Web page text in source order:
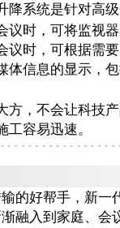
降系统是针对高
议时，可将监视
议时，可根据需
体信息的显示，
方，不会让科技
工容易迅速。
的好帮手，新一
融入到家庭、会